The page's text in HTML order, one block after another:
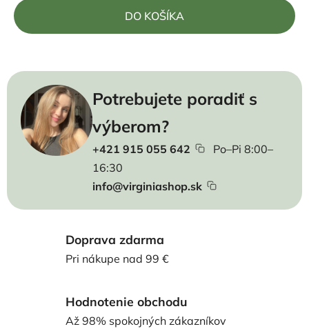
Jednotková cena:
DO KOŠÍKA
Potrebujete poradiť s
výberom?
+421 915 055 642
Po–Pi 8:00–
16:30
info@virginiashop.sk
Doprava zdarma
Pri nákupe nad 99 €
Hodnotenie obchodu
Až 98% spokojných zákazníkov